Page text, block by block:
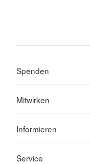
Spenden
Mitwirken
Informieren
Service